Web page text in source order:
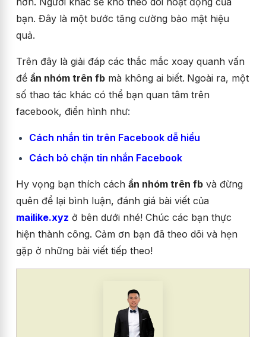
bạn. Đây là một bước tăng cường bảo mật hiệu
quả.
Trên đây là giải đáp các thắc mắc xoay quanh vấn
đề ẩn nhóm trên fb mà không ai biết. Ngoài ra, một
số thao tác khác có thể bạn quan tâm trên
facebook, điển hình như:
Cách nhắn tin trên Facebook dễ hiểu
Cách bỏ chặn tin nhắn Facebook
Hy vọng bạn thích cách ẩn nhóm trên fb và đừng
quên để lại bình luận, đánh giá bài viết của
mailike.xyz ở bên dưới nhé! Chúc các bạn thực
hiện thành công. Cảm ơn bạn đã theo dõi và hẹn
gặp ở những bài viết tiếp theo!